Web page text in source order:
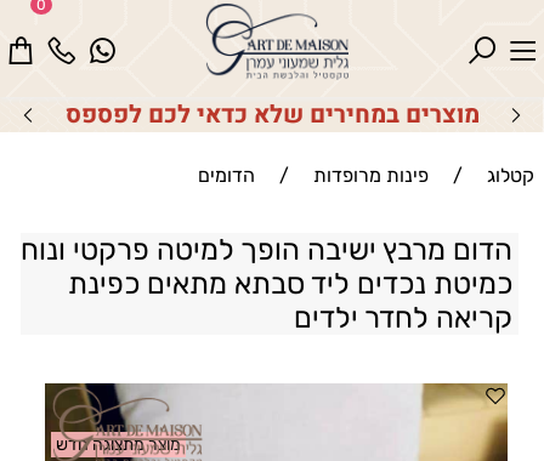
מוצרים במחירים שלא כדאי לכם לפספס
0
קטלוג / פינות מרופדות / הדומים
הדום מרבץ ישיבה הופך למיטה פרקטי ונוח
כמיטת נכדים ליד סבתא מתאים כפינת
קריאה לחדר ילדים
מוצר מתצוגה חדש